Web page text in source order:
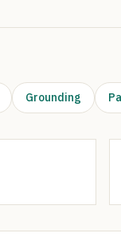
Grounding